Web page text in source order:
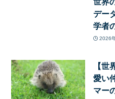
デー
学者
2026
【世
愛い
マー